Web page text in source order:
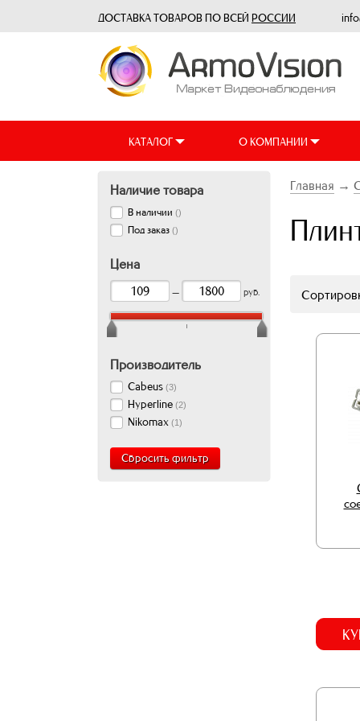
ДОСТАВКА ТОВАРОВ ПО ВСЕЙ РОССИИ
КАТАЛОГ О КОМПАНИИ
Наличие товара
В наличии ()
Под заказ ()
Цена
— руб.
Производитель
Cabeus (3)
Hyperline (2)
Nikomax (1)
Сбросить фильтр
Главная →